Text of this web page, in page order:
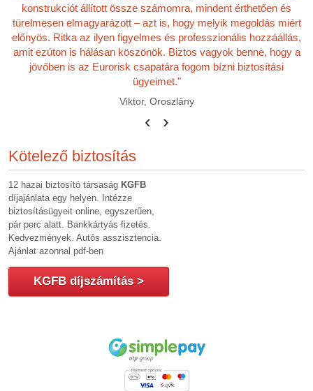
konstrukciót állított össze számomra, mindent érthetően és
türelmesen elmagyarázott – azt is, hogy melyik megoldás miért
előnyös. Ritka az ilyen figyelmes és professzionális hozzáállás,
amit ezúton is hálásan köszönök. Biztos vagyok benne, hogy a
jövőben is az Eurorisk csapatára fogom bízni biztosítási
ügyeimet."
Viktor, Oroszlány
‹ ›
Kötelező biztosítás
12 hazai biztosító társaság KGFB
díjajánlata egy helyen. Intézze
biztosításügyeit online, egyszerűen,
pár perc alatt. Bankkártyás fizetés.
Kedvezmények. Autós asszisztencia.
Ajánlat azonnal pdf-ben
KGFB díjszámítás >